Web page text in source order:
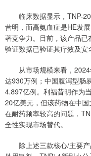
临床数据显示，TNP-
昔明，而高氨血症是HE发
著竞争力。目前，该产品
验证数据已验证其疗效及安
从市场规模来看，2024
达930万例；中国腹泻型肠
4.897亿例。利福昔明作为
20亿美元，但该药物在中
在耐药频率较高的问题，
全性实现市场替代。
除上述三款核心/主要产